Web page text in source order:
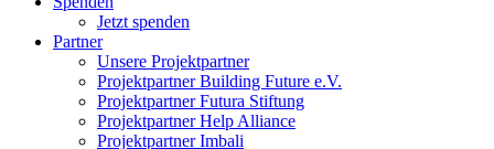
Jetzt spenden
Partner
Unsere Projektpartner
Projektpartner Building Future e.V.
Projektpartner Futura Stiftung
Projektpartner Help Alliance
Projektpartner Imbali